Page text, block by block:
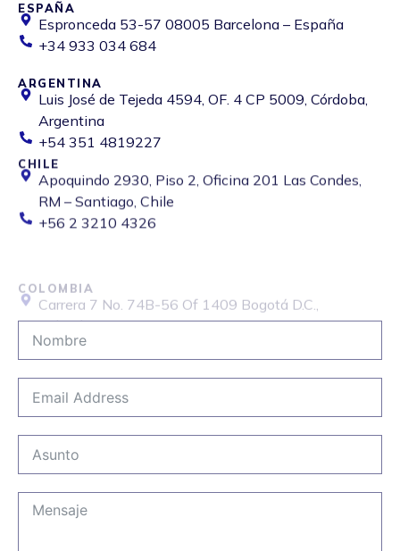
ESPAÑA
Espronceda 53-57 08005 Barcelona – España
+34 933 034 684
ARGENTINA
Luis José de Tejeda 4594, OF. 4 CP 5009, Córdoba,
Argentina
+54 351 4819227
CHILE
Apoquindo 2930, Piso 2, Oficina 201 Las Condes,
RM – Santiago, Chile
+56 2 3210 4326
Colombia
+57 6015087568